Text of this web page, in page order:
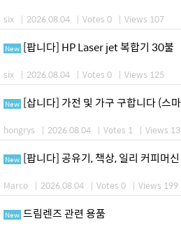
six | 2026.08.04 | Votes 0 | Views 107
New [팝니다] HP Laser jet 복합기 30불
six | 2026.08.04 | Votes 0 | Views 125
New [삽니다] 가전 및 가구 구합니다 (스
hongrys | 2026.08.04 | Votes 1 | Views
New [팝니다] 공유기, 책상, 일리 커피머
Marco | 2026.08.04 | Votes 0 | Views 199
New 드림렌즈 관련 용품